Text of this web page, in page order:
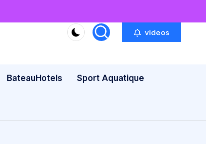
videos
BateauHotels Sport Aquatique